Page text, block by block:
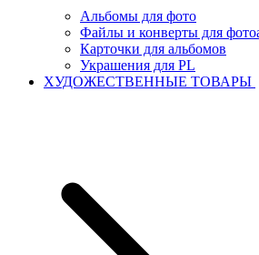
Альбомы для фото
Файлы и конверты для
Карточки для альбомов
Украшения для PL
ХУДОЖЕСТВЕННЫЕ ТОВАРЫ